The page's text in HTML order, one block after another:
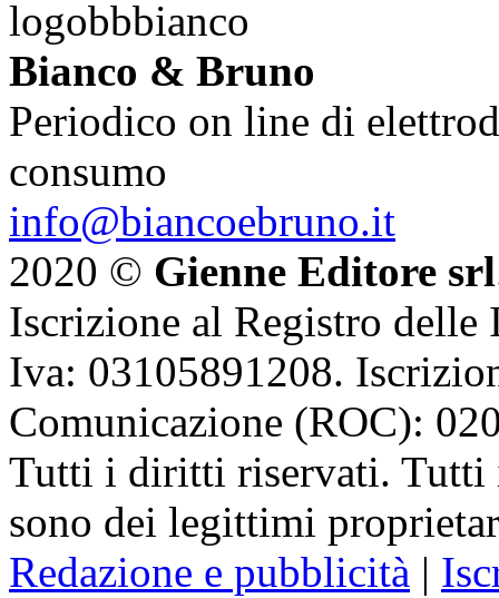
Bianco & Bruno
Periodico on line di
consumo
info@biancoebruno.it
2020 © Gienne Editore srl
Iscrizione al Registro delle
Iva: 03105891208.
Comunicazione (ROC):
Tutti i diritti riservati. Tutti
sono dei legittimi
Redazione e pubblicità |